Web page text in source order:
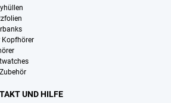
Kopfhörer
UND HILFE